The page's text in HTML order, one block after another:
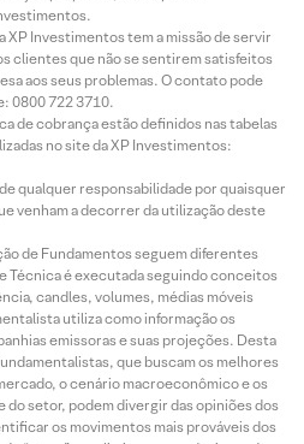
XP Investimentos tem a missão de servir
clientes que não se sentirem satisfeitos
aos seus problemas. O contato pode
0800 722 3710.
de cobrança estão definidos nas tabelas
no site da XP Investimentos:
qualquer responsabilidade por quaisquer
venham a decorrer da utilização deste
de Fundamentos seguem diferentes
Técnica é executada seguindo conceitos
candles, volumes, médias móveis
utiliza como informação os
emissoras e suas projeções. Desta
que buscam os melhores
o cenário macroeconômico e os
do setor, podem divergir das opiniões dos
os movimentos mais prováveis dos